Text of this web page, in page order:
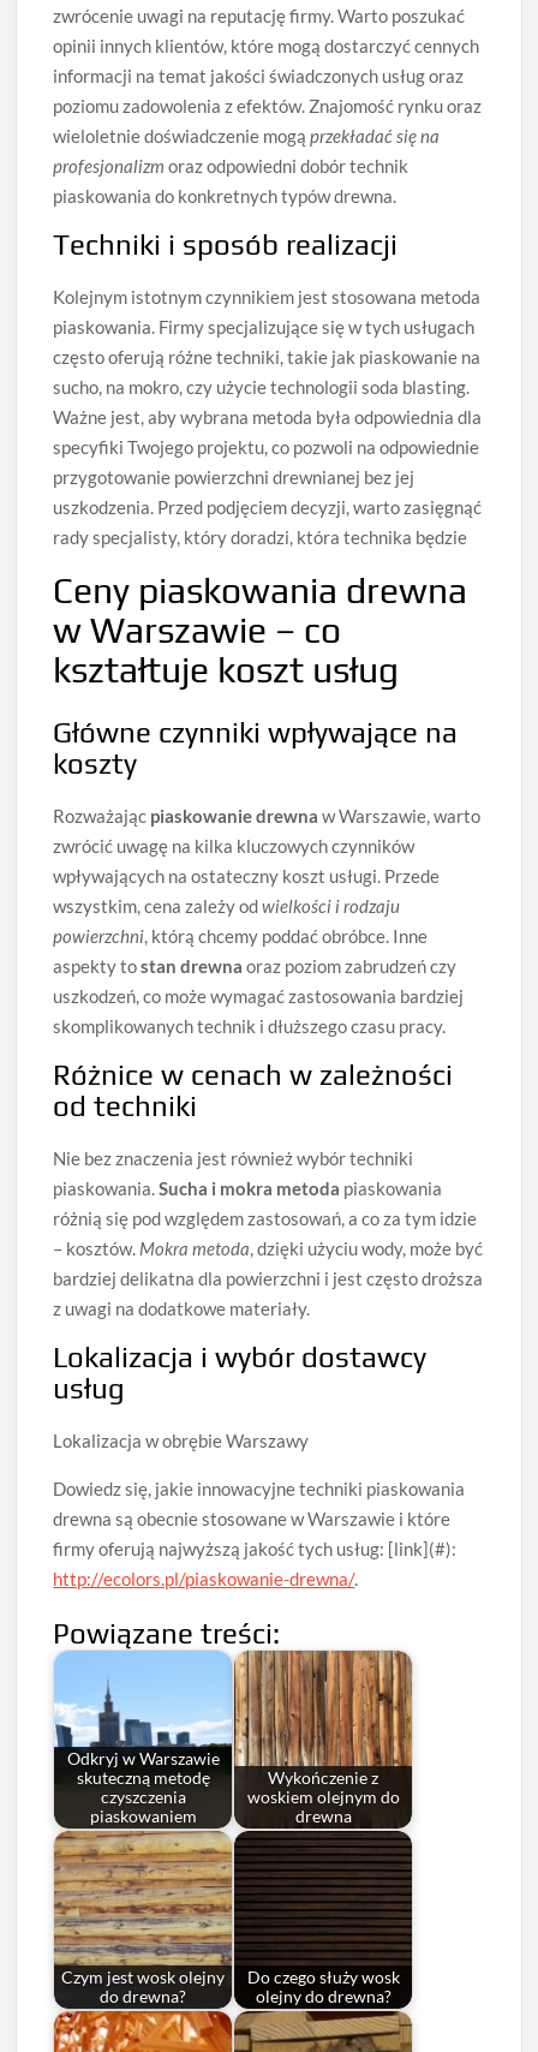
zwrócenie uwagi na reputację firmy. Warto poszukać
opinii innych klientów, które mogą dostarczyć cennych
informacji na temat jakości świadczonych usług oraz
poziomu zadowolenia z efektów. Znajomość rynku oraz
wieloletnie doświadczenie mogąprzekładać się na
profesjonalizm oraz odpowiedni dobór technik
piaskowania do konkretnych typów drewna.
Techniki i sposób realizacji
Kolejnym istotnym czynnikiem jest stosowana metoda
piaskowania. Firmy specjalizujące się w tych usługach
często oferują różne techniki, takie jak piaskowanie na
sucho, na mokro, czy użycie technologii soda blasting.
Ważne jest, aby wybrana metoda była odpowiednia dla
specyfiki Twojego projektu, co pozwoli na odpowiednie
przygotowanie powierzchni drewnianej bez jej
uszkodzenia. Przed podjęciem decyzji, warto zasięgnąć
rady specjalisty, który doradzi, która technika będzie
Ceny piaskowania drewna
w Warszawie – co
kształtuje koszt usług
Główne czynniki wpływające na
koszty
Rozważając piaskowanie drewna w Warszawie, warto
zwrócić uwagę na kilka kluczowych czynników
wpływających na ostateczny koszt usługi. Przede
wszystkim, cena zależy odwielkości i rodzaju
powierzchni, którą chcemy poddać obróbce. Inne
aspekty tostan drewna oraz poziom zabrudzeń czy
uszkodzeń, co może wymagać zastosowania bardziej
skomplikowanych technik i dłuższego czasu pracy.
Różnice w cenach w zależności
od techniki
Nie bez znaczenia jest również wybór techniki
piaskowania.Sucha i mokra metoda piaskowania
różnią się pod względem zastosowań, a co za tym idzie
– kosztów. Mokra metoda, dzięki użyciu wody, może być
bardziej delikatna dla powierzchni i jest często droższa
z uwagi na dodatkowe materiały.
Lokalizacja i wybór dostawcy
usług
Lokalizacja w obrębie Warszawy
Dowiedz się, jakie innowacyjne techniki piaskowania
drewna są obecnie stosowane w Warszawie i które
firmy oferują najwyższą jakość tych usług: [link](#):
http://ecolors.pl/piaskowanie-drewna/.
Powiązane treści:
Odkryj w Warszawie
skuteczną metodę
czyszczenia
piaskowaniem
Wykończenie z
woskiem olejnym do
drewna
Czym jest wosk olejny
do drewna?
Do czego służy wosk
olejny do drewna?